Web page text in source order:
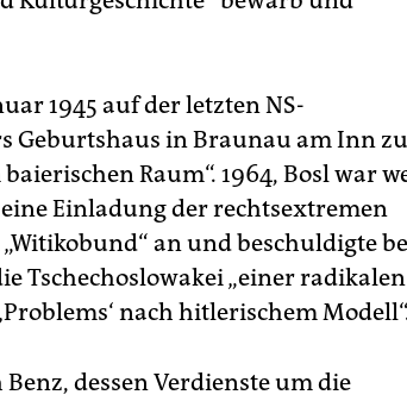
1945 auf der letzten NS-
Geburtshaus in Braunau am Inn
Raum“. 1964, Bosl war
Einladung der rechtsextremen
an und beschuldigte
Tschechoslowakei „einer radikalen
nach hitlerischem
dessen Verdienste um die